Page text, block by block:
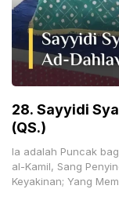
28. Sayyidi
(QS.)
Ia adalah Puncak
al-Kamil, Sang
Keyakinan; Yang